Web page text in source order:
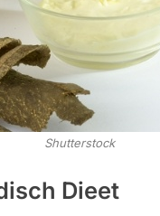
Shutterstock
Dieet